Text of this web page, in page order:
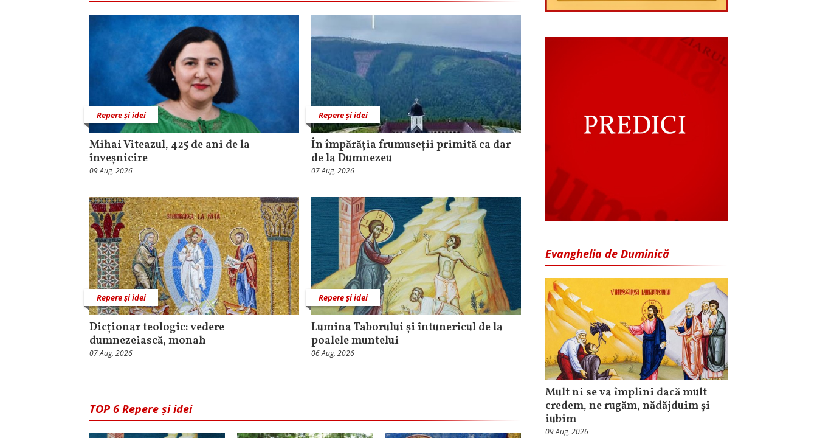
Repere și idei
Mihai Viteazul, 425 de ani de la
înveșnicire
09 Aug, 2026
Repere și idei
În împărăția frumuseții primită ca dar
de la Dumnezeu
07 Aug, 2026
Repere și idei
Dicționar teologic: vedere
dumnezeiască, monah
07 Aug, 2026
Repere și idei
Lumina Taborului și întunericul de la
poalele muntelui
06 Aug, 2026
TOP 6 Repere și idei
Evanghelia de Duminică
Mult ni se va împlini dacă mult
credem, ne rugăm, nădăjduim și
iubim
09 Aug, 2026